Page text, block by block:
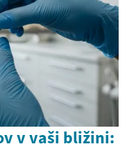
v vaši bližini: